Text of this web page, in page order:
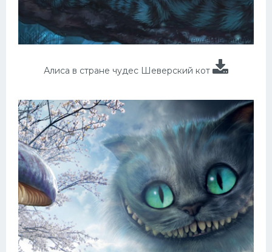
Алиса в стране чудес Шеверский кот